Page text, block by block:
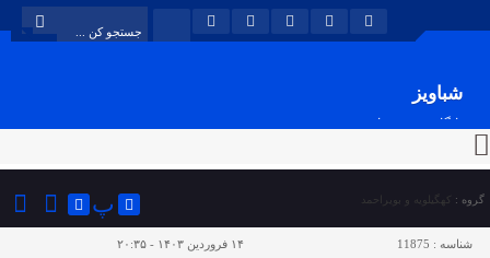
شباویز
پایگاه خبری شباویز
گروه : کهگیلویه و بویراحمد پ
شناسه : 11875 ۱۴ فروردین ۱۴۰۳ - ۲۰:۳۵